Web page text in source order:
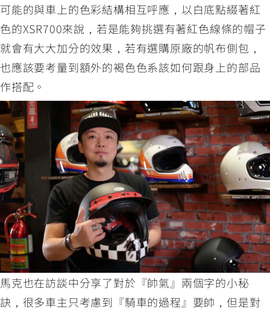
可能的與車上的色彩結構相互呼應，以白底點綴著紅
色的XSR700來說，若是能夠挑選有著紅色線條的帽子
就會有大大加分的效果，若有選購原廠的帆布側包，
也應該要考量到額外的褐色色系該如何跟身上的部品
作搭配。
馬克也在訪談中分享了對於『帥氣』兩個字的小秘
訣，很多車主只考慮到『騎車的過程』要帥，但是對